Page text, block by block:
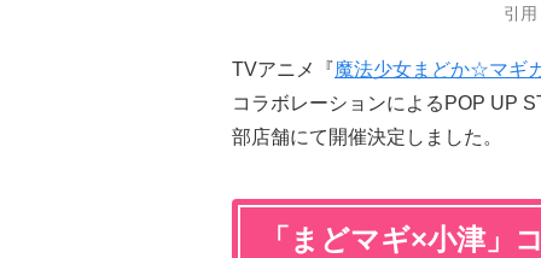
引
TVアニメ『魔法少女まどか☆マギ
コラボレーションによるPOP UP
部店舗にて開催決定しました。
「まどマギ×小津」